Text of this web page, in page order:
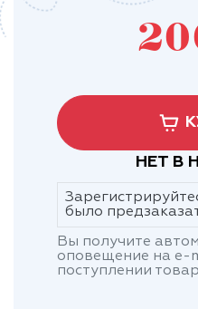
НЕТ В
было
Вы получите
оповещение на e-
поступлении